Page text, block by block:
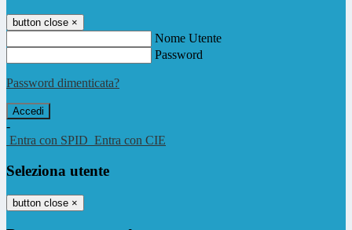
button close ×
Nome Utente
Password
Password dimenticata?
-
Entra con SPID Entra con CIE
Seleziona utente
button close ×